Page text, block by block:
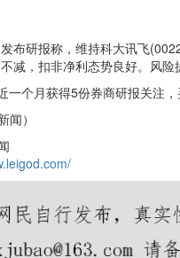
研报称，维持科大讯飞
减，扣非净利态势良好。风
个月获得5份券商研报关注，
闻）